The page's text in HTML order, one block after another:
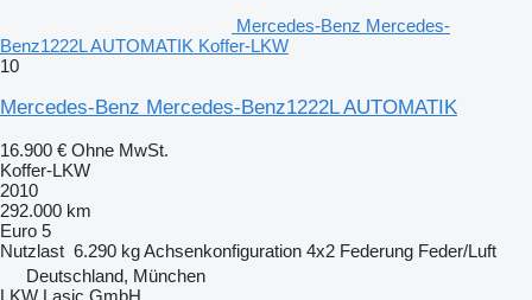
Mercedes-Benz Mercedes-
Benz1222L AUTOMATIK Koffer-LKW
10
Mercedes-Benz Mercedes-Benz1222L AUTOMATIK
16.900 € Ohne MwSt.
Koffer-LKW
2010
292.000 km
Euro 5
Nutzlast 6.290 kgAchsenkonfiguration 4x2 Federung Feder/Luft
Deutschland, München
LKW Lasic GmbH